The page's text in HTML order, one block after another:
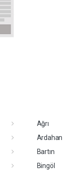
Ağrı
Ardahan
Bartın
Bingöl